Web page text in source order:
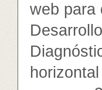
web para